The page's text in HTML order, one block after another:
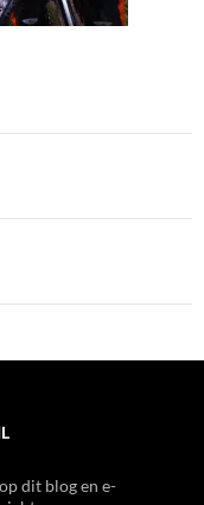
dit blog en e-